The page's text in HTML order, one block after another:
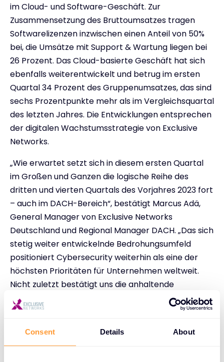
Consent Details About
im Cloud- und Software-Geschäft. Zur
Zusammensetzung des Bruttoumsatzes tragen
Softwarelizenzen inzwischen einen Anteil von 50%
bei, die Umsätze mit Support & Wartung liegen bei
26 Prozent. Das Cloud-basierte Geschäft hat sich
ebenfalls weiterentwickelt und betrug im ersten
Quartal 34 Prozent des Gruppenumsatzes, das sind
sechs Prozentpunkte mehr als im Vergleichsquartal
des letzten Jahres. Die Entwicklungen entsprechen
der digitalen Wachstumsstrategie von Exclusive
Networks.
„Wie erwartet setzt sich in diesem ersten Quartal
im Großen und Ganzen die logische Reihe des
dritten und vierten Quartals des Vorjahres 2023 fort
– auch im DACH-Bereich“, bestätigt Marcus Adä,
General Manager von Exclusive Networks
Deutschland und Regional Manager DACH. „Das sich
stetig weiter entwickelnde Bedrohungsumfeld
positioniert Cybersecurity weiterhin als eine der
höchsten Prioritäten für Unternehmen weltweit.
Nicht zuletzt bestätigt uns die anhaltende
Nachfrage nach unserem skalierbaren Modell in
unserer Zuversicht, dass sich unsere positiven
Wachstum in der zweiten Jahreshälfte noch weiter